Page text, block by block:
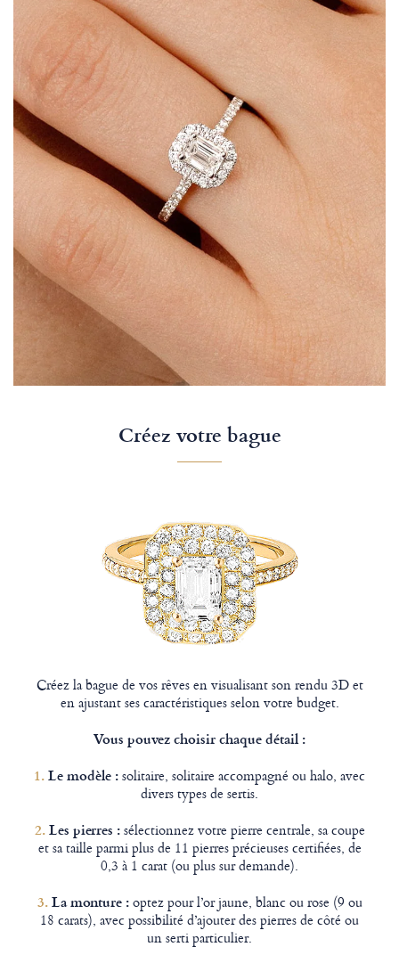
Créez votre bague
Créez la bague de vos rêves en visualisant son rendu 3D et
en ajustant ses caractéristiques selon votre budget.
Vous pouvez choisir chaque détail :
1.Le modèle :solitaire, solitaire accompagné ou halo, avec
divers types de sertis.
2.Les pierres :sélectionnez votre pierre centrale, sa coupe
et sa taille parmi plus de 11 pierres précieuses certifiées, de
0,3 à 1 carat (ou plus sur demande).
3.La monture :optez pour l’or jaune, blanc ou rose (9 ou
18 carats), avec possibilité d’ajouter des pierres de côté ou
un serti particulier.